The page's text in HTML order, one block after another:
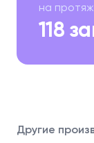
118
на
Другие